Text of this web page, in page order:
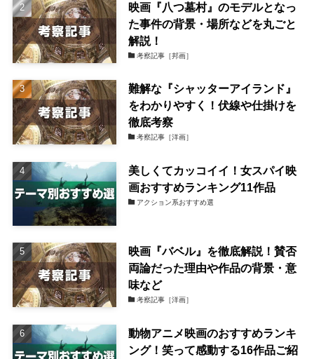
映画『八つ墓村』のモデルとなっ
た事件の背景・場所などを丸ごと
解説！
考察記事［邦画］
難解な『シャッターアイランド』
をわかりやすく！伏線や仕掛けを
徹底考察
考察記事［洋画］
美しくてカッコイイ！女スパイ映
画おすすめランキング11作品
アクション系おすすめ選
映画『バベル』を徹底解説！賛否
両論だった理由や作品の背景・意
味など
考察記事［洋画］
動物アニメ映画のおすすめランキ
ング！笑って感動する16作品ご紹